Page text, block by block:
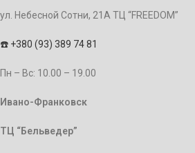
ул. Небесной Сотни, 21А ТЦ “FREEDOM”
☎️ +380 (93) 389 74 81
Пн – Bc: 10.00 – 19.00
Ивано-Франковск
ТЦ “Бельведер”